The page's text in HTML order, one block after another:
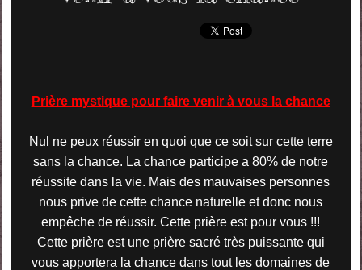
Prière mystique pour faire venir à vous la chance
Nul ne peux réussir en quoi que ce soit sur cette terre
sans la chance. La chance participe a 80% de notre
réussite dans la vie. Mais des mauvaises personnes
nous prive de cette chance naturelle et donc nous
empêche de réussir. Cette prière est pour vous !!!
Cette prière est une prière sacré très puissante qui
vous apportera la chance dans tout les domaines de